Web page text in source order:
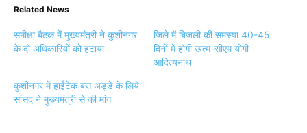
Related News
समीक्षा बैठक में मुख्यमंत्री ने कुशीनगर
के दो अधिकारियों को हटाया
जिले में बिजली की समस्या 40-45
दिनों में होगी खत्म-सीएम योगी
आदित्यनाथ
कुशीनगर में हाईटेक बस अड्डे के लिये
सांसद ने मुख्यमंत्री से की मांग